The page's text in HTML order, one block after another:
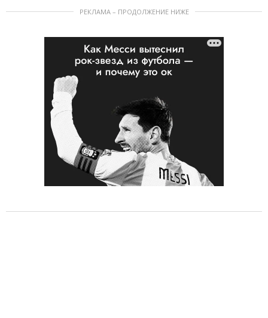
РЕКЛАМА – ПРОДОЛЖЕНИЕ НИЖЕ